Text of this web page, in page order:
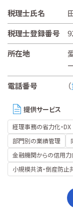
税理士氏名
税理士登録番号
所在地
電話番号
（
提供サービス
経理事務の省力化・DX
部門別の業績管理
金融機関からの信用力
小規模共済・倒産防止